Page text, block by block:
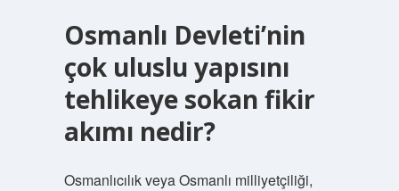
Osmanlı Devleti’nin
çok uluslu yapısını
tehlikeye sokan fikir
akımı nedir?
Osmanlıcılık veya Osmanlı milliyetçiliği,